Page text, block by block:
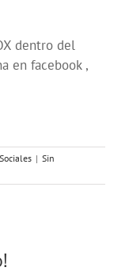
dentro del
en facebook ,
| Sin